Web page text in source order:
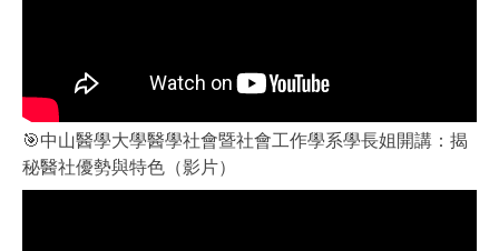
🎯中山醫學大學醫學社會暨社會工作學系學長姐開講：揭
秘醫社優勢與特色（影片）